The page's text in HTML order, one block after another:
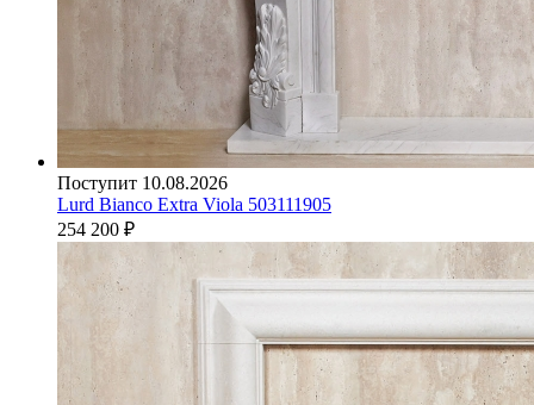
Поступит 10.08.2026
Lurd Bianco Extra Viola 503111905
254 200 ₽